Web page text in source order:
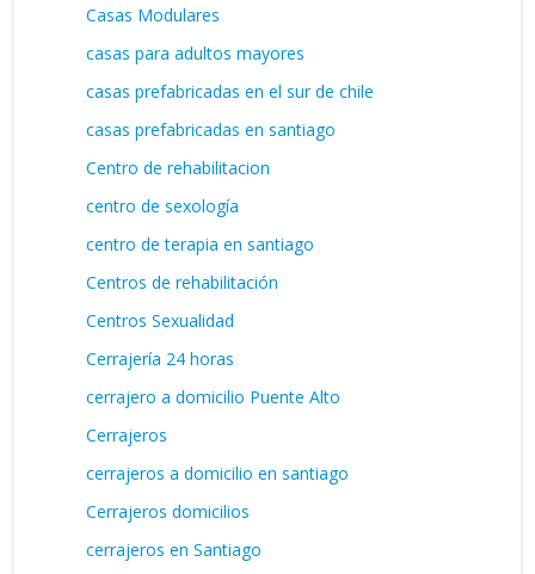
Casas Modulares
casas para adultos mayores
casas prefabricadas en el sur de chile
casas prefabricadas en santiago
Centro de rehabilitacion
centro de sexología
centro de terapia en santiago
Centros de rehabilitación
Centros Sexualidad
Cerrajería 24 horas
cerrajero a domicilio Puente Alto
Cerrajeros
cerrajeros a domicilio en santiago
Cerrajeros domicilios
cerrajeros en Santiago